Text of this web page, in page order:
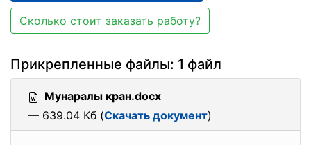
Сколько стоит заказать работу?
Прикрепленные файлы: 1 файл
Мунаралы кран.docx
— 639.04 Кб (Скачать документ)